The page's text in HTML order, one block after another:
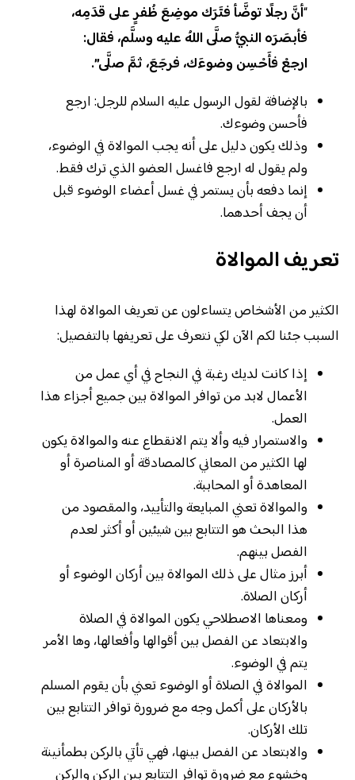
“أنَّ رجلًا توضَّأ فتَرَك موضِعَ ظُفرٍ على قدَمِه،
فأبصَرَه النبيُّ صلَّى اللهُ عليه وسلَّم، فقال:
ارجعْ فأَحْسِن وضوءَك، فرجَعَ، ثمَّ صلَّى”.
بالإضافة لقول الرسول عليه السلام للرجل: ارجع
فأحسن وضوءك.
وذلك يكون دليل على أنه يجب الموالاة في الوضوء،
ولم يقول له ارجع فاغسل العضو الذي ترك فقط.
إنما دفعه بأن يستمر في غسل أعضاء الوضوء قبل
أن يجف أحدهما.
تعريف الموالاة
الكثير من الأشخاص يتساءلون عن تعريف الموالاة لهذا
السبب جئنا لكم الآن لكي نتعرف على تعريفها بالتفصيل:
إذا كانت لديك رغبة في النجاح في أي عمل من
الأعمال لابد من توافر الموالاة بين جميع أجزاء هذا
العمل.
والاستمرار فيه وألا يتم الانقطاع عنه والموالاة يكون
لها الكثير من المعاني كالمصادقة أو المناصرة أو
المعاهدة أو المحاببة.
والموالاة تعني المبايعة والتأييد، والمقصود من
هذا البحث هو التتابع بين شيئين أو أكثر لعدم
الفصل بينهم.
أبرز مثال على ذلك الموالاة بين أركان الوضوء أو
أركان الصلاة.
ومعناها الاصطلاحي يكون الموالاة في الصلاة
والابتعاد عن الفصل بين أقوالها وأفعالها، وها الأمر
يتم في الوضوء.
الموالاة في الصلاة أو الوضوء تعني بأن يقوم المسلم
بالأركان على أكمل وجه مع ضرورة توافر التتابع بين
تلك الأركان.
والابتعاد عن الفصل بينها، فهي تأتي بالركن بطمأنينة
وخشوع مع ضرورة توافر التتابع بين الركن والركن